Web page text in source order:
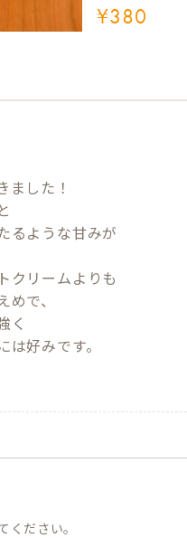
¥380
ました！
るような甘みが
クリームよりも
で、
く
好みです。
ださい。